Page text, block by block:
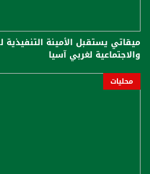
ميقاتي يستقبل الأمينة التنفيذية
والاجتماعية لغربي آسيا
محليات